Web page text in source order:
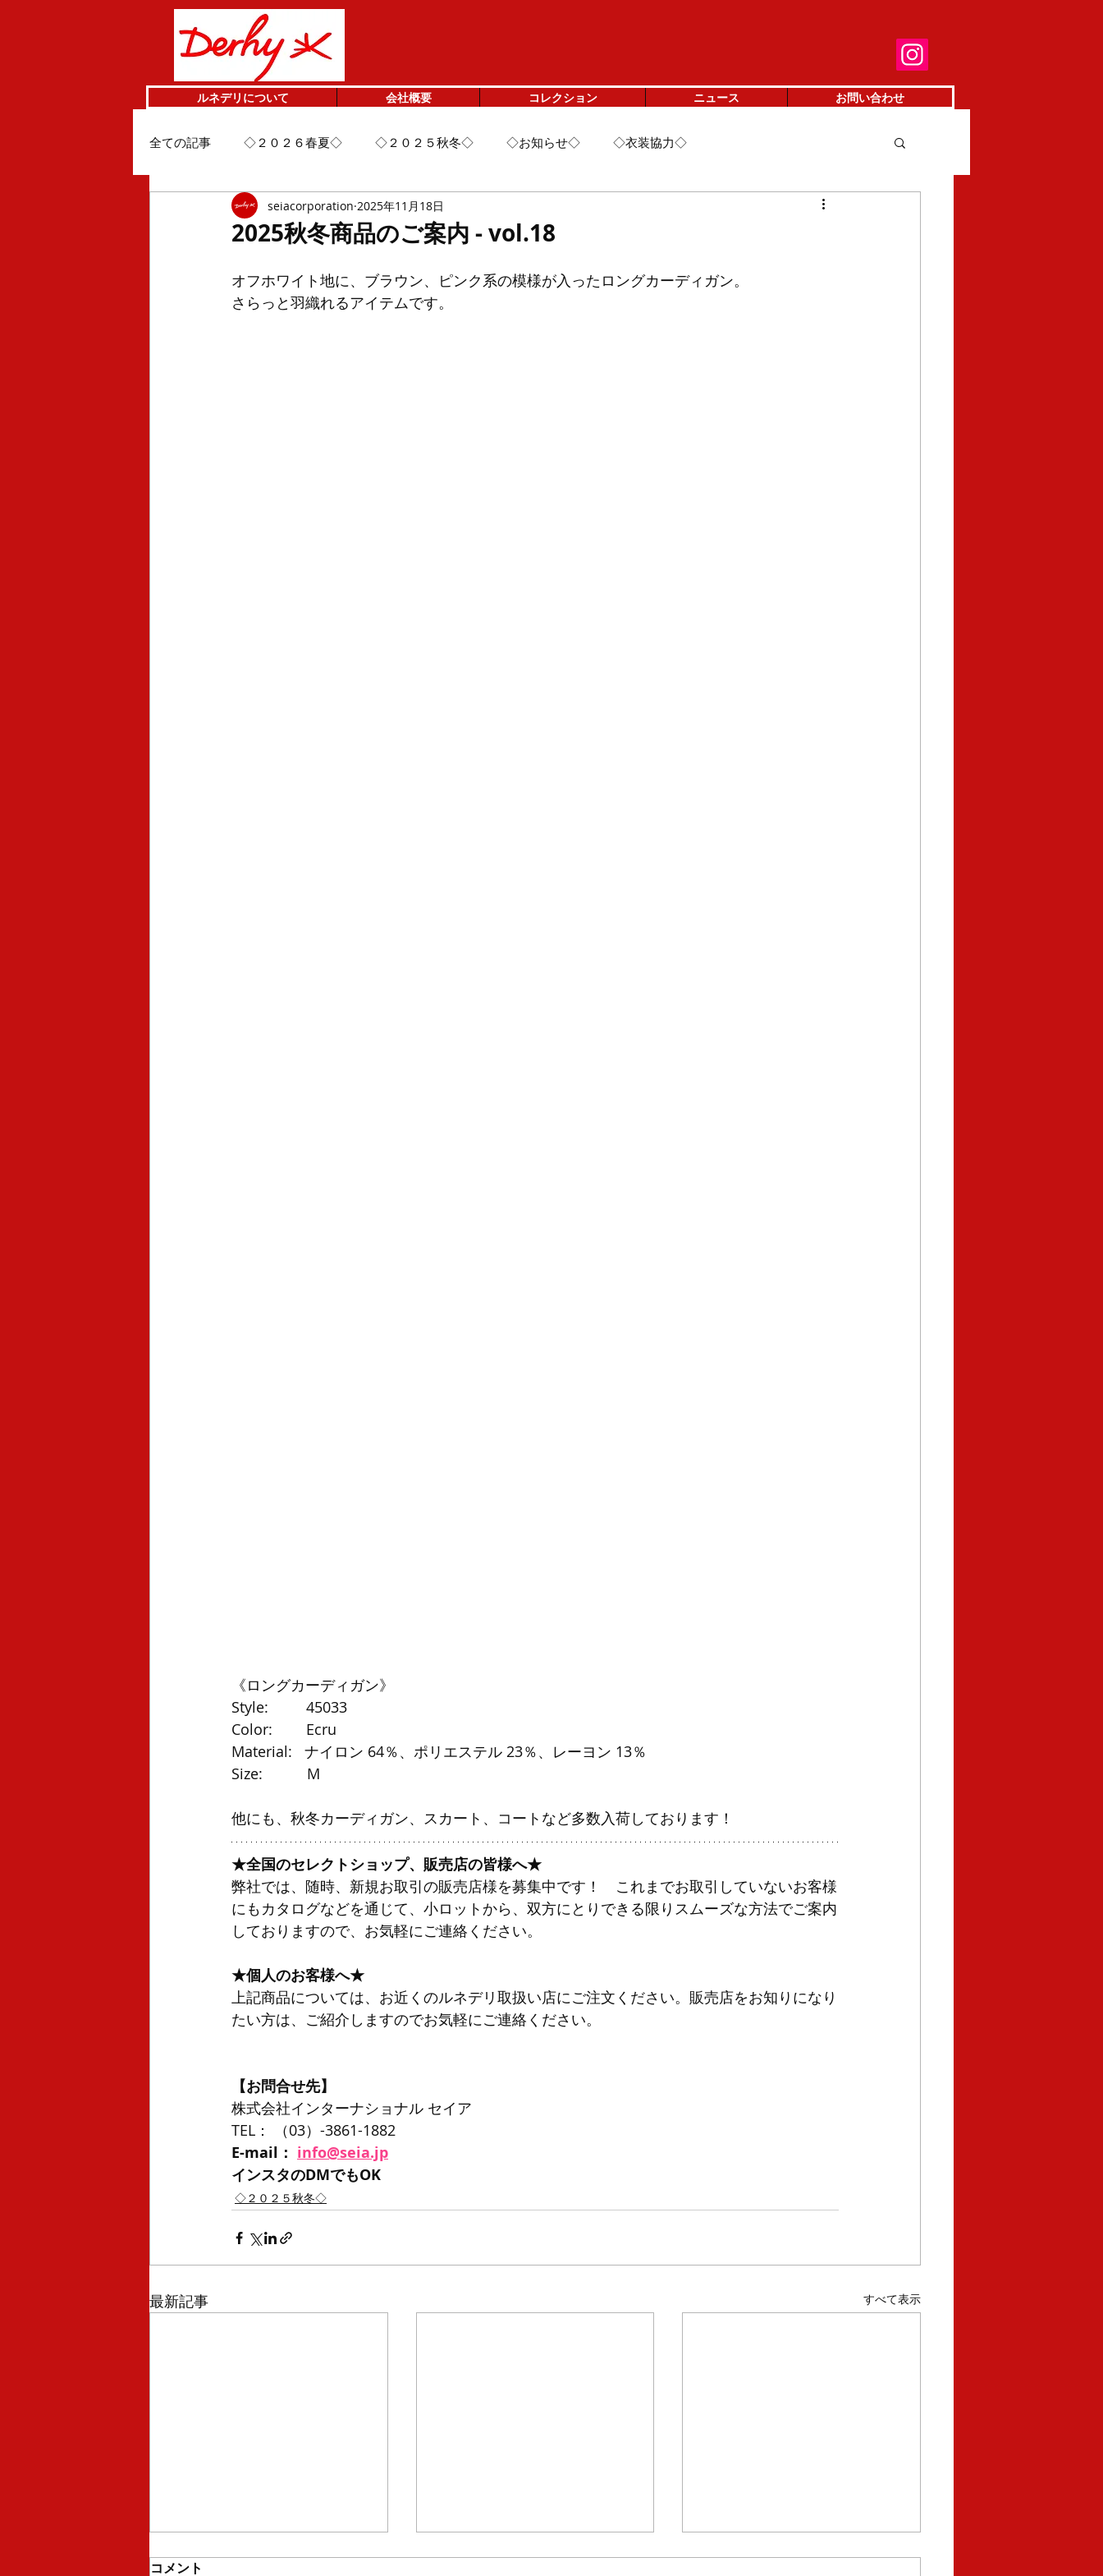
ルネデリについて 会社概要 コレクション ニュース お問い合わせ
全ての記事 ◇２０２６春夏◇ ◇２０２５秋冬◇ ◇お知らせ◇ ◇衣装協力◇
2025秋冬商品のご案内 - vol.18
seiacorporation 2025年11月18日
オフホワイト地に、ブラウン、ピンク系の模様が入ったロングカーディガン。
さらっと羽織れるアイテムです。
《ロングカーディガン》
Style:　　  45033
Color: 　　Ecru
Material:   ナイロン 64％、ポリエステル 23％、レーヨン 13％
Size:　　　M
他にも、秋冬カーディガン、スカート、コートなど多数入荷しております！
★全国のセレクトショップ、販売店の皆様へ★
弊社では、随時、新規お取引の販売店様を募集中です！　これまでお取引していないお客様
にもカタログなどを通じて、小ロットから、双方にとりできる限りスムーズな方法でご案内
しておりますので、お気軽にご連絡ください。
★個人のお客様へ★
上記商品については、お近くのルネデリ取扱い店にご注文ください。販売店をお知りになり
たい方は、ご紹介しますのでお気軽にご連絡ください。
【お問合せ先】
株式会社インターナショナル セイア
TEL： （03）-3861-1882
E-mail： info@seia.jp
インスタのDMでもOK
◇２０２５秋冬◇
最新記事 すべて表示
コメント